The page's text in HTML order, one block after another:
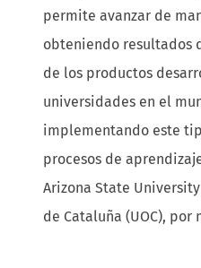
permite avanzar de
obteniendo resultados
de los productos
universidades en el
implementando este
procesos de
Arizona State
de Cataluña (UOC), por